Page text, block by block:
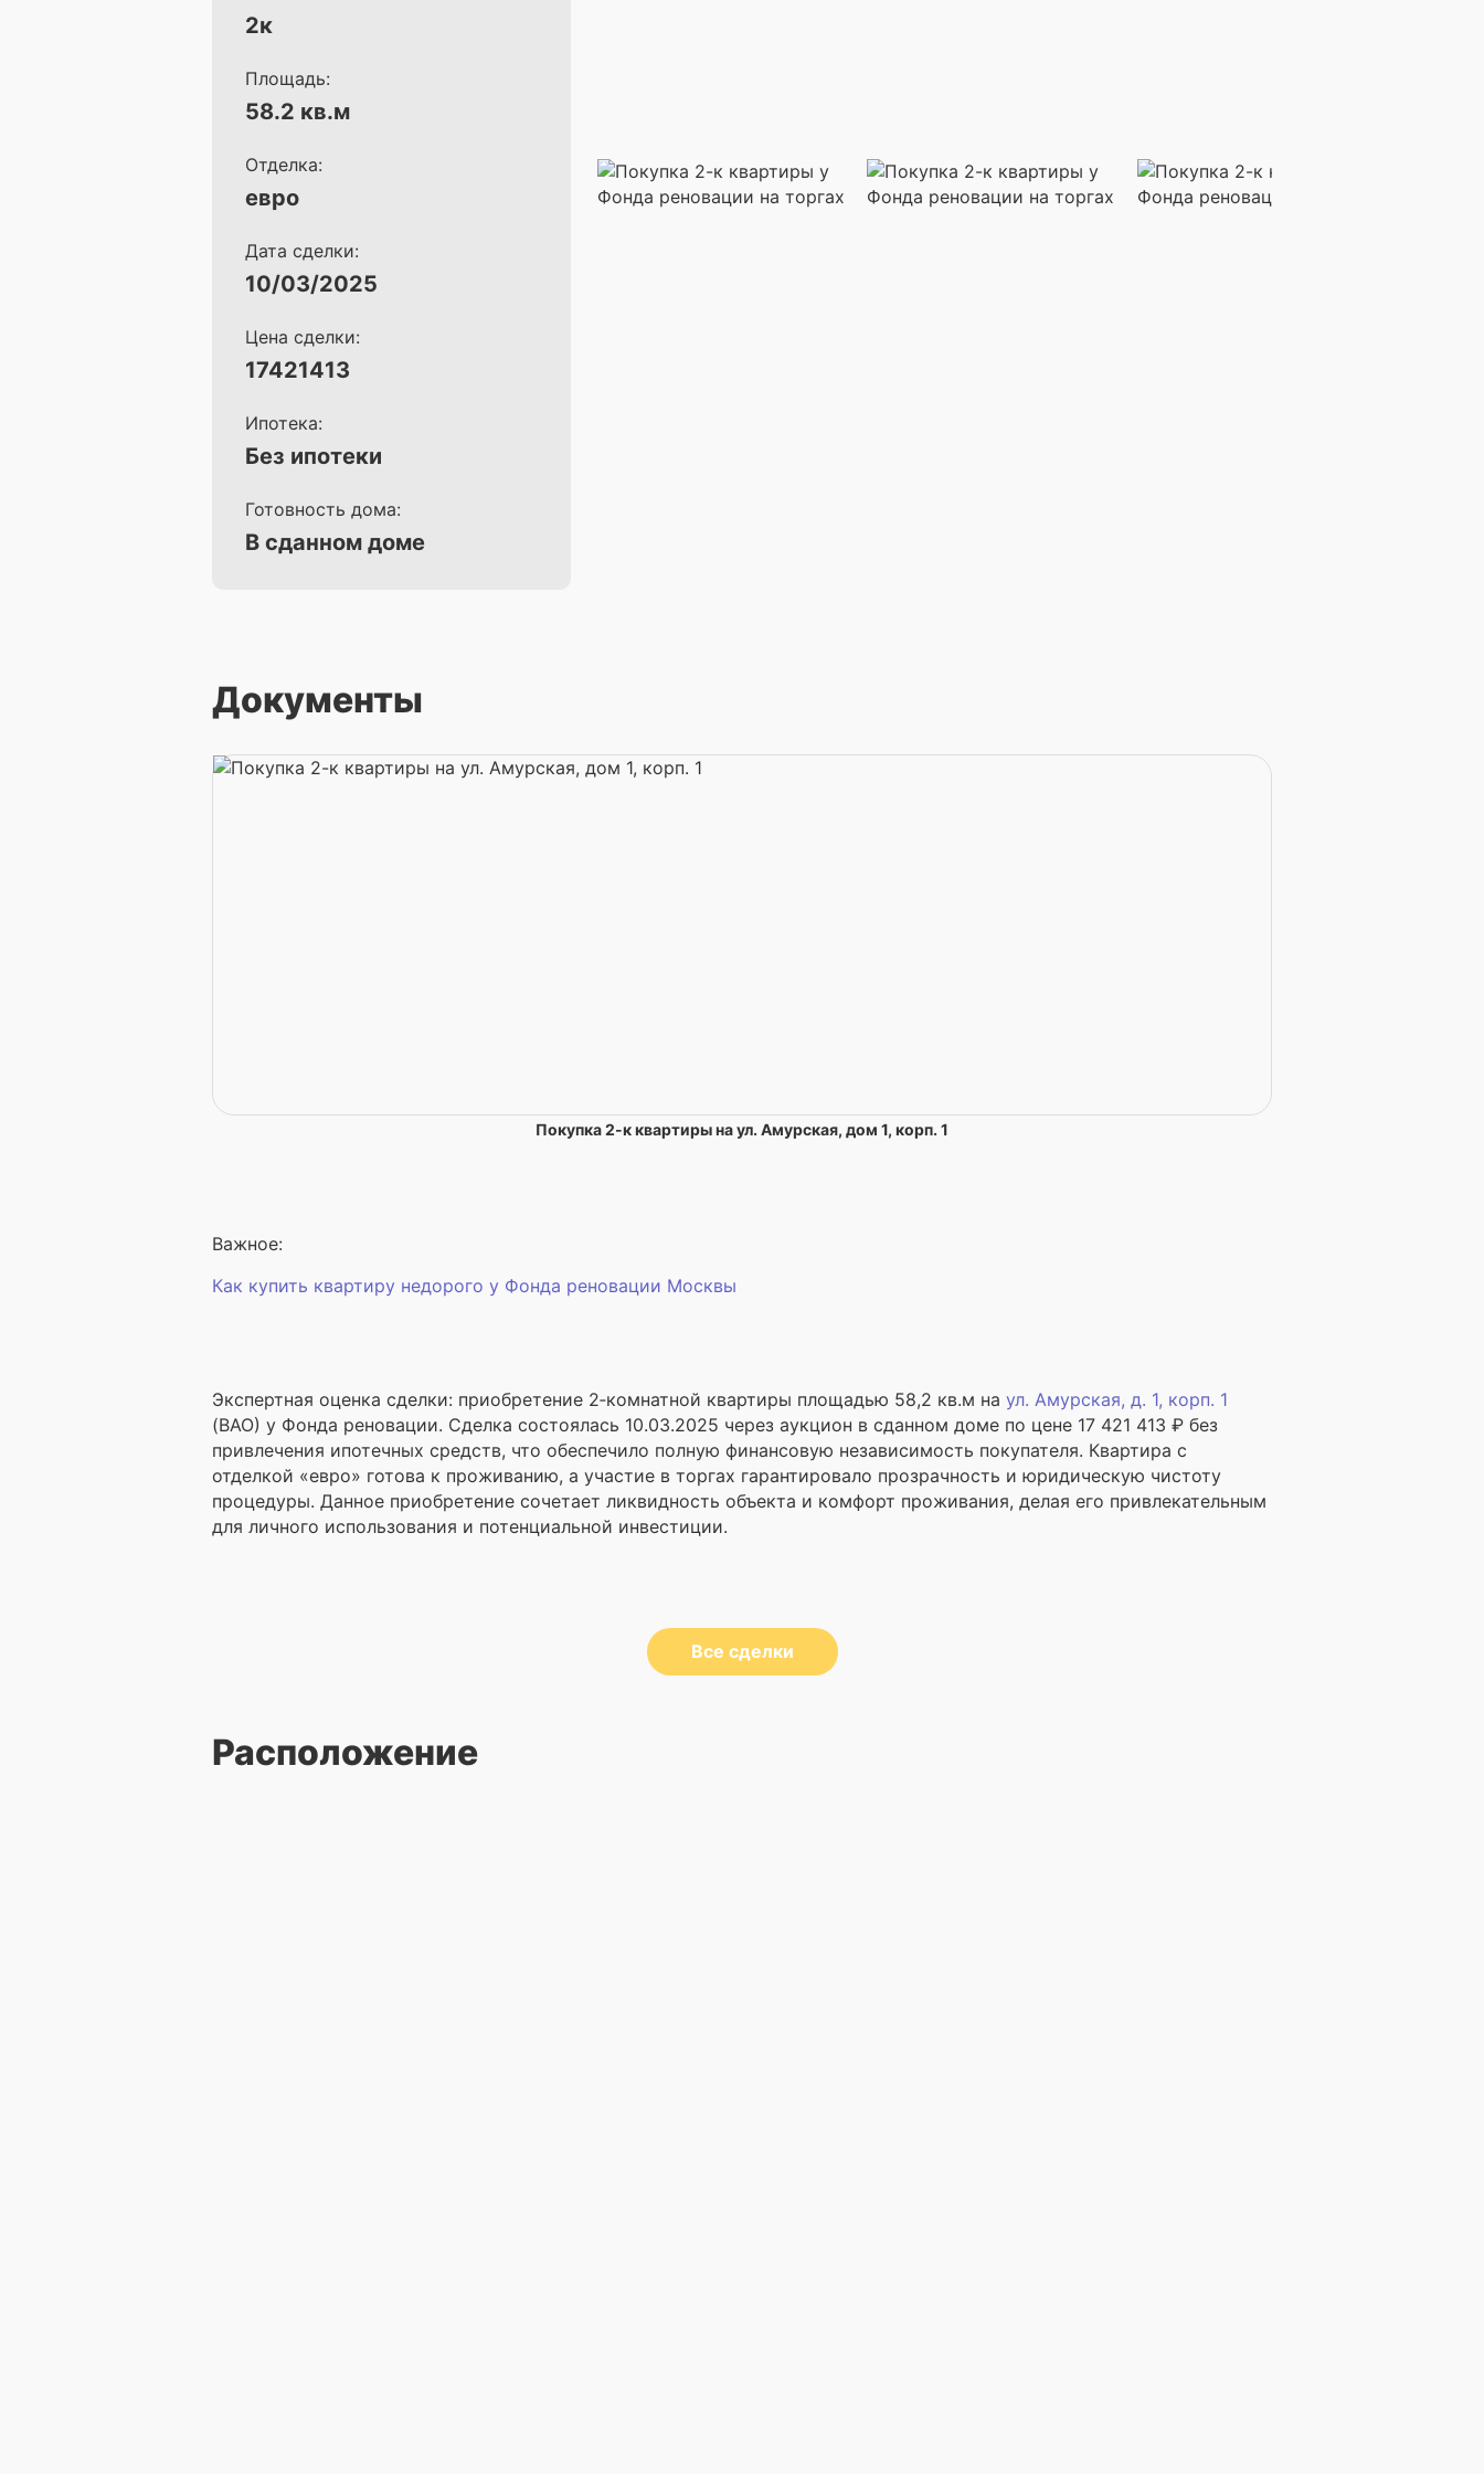
2к
Площадь:
58.2 кв.м
Отделка:
евро
Дата сделки:
10/03/2025
Цена сделки:
17421413
Ипотека:
Без ипотеки
Готовность дома:
В сданном доме
Документы
Покупка 2-к квартиры на ул. Амурская, дом 1, корп. 1
Важное:
Как купить квартиру недорого у Фонда реновации Москвы
Экспертная оценка сделки: приобретение 2‑комнатной квартиры площадью 58,2 кв.м на ул. Амурская, д. 1, корп. 1
(ВАО) у Фонда реновации. Сделка состоялась 10.03.2025 через аукцион в сданном доме по цене 17 421 413 ₽ без
привлечения ипотечных средств, что обеспечило полную финансовую независимость покупателя. Квартира с
отделкой «евро» готова к проживанию, а участие в торгах гарантировало прозрачность и юридическую чистоту
процедуры. Данное приобретение сочетает ликвидность объекта и комфорт проживания, делая его привлекательным
для личного использования и потенциальной инвестиции.
Все сделки
Расположение